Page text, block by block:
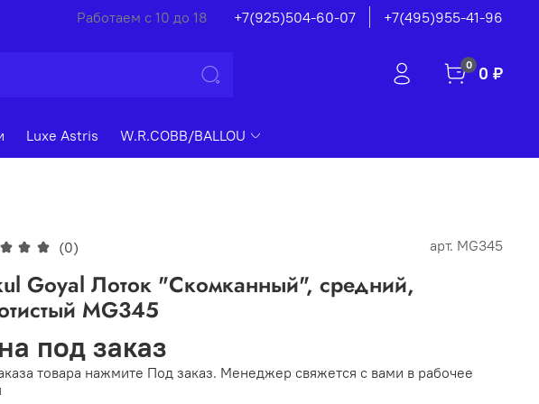
Работаем с 10 до 18 +7(925)504-60-07 +7(495)955-41-96
0 0 ₽
Luxe Astris W.R.COBB/BALLOU
(0) арт. MG345
Goyal Лоток "Скомканный", средний,
MG345
под заказ
товара нажмите Под заказ. Менеджер свяжется с вами в рабочее